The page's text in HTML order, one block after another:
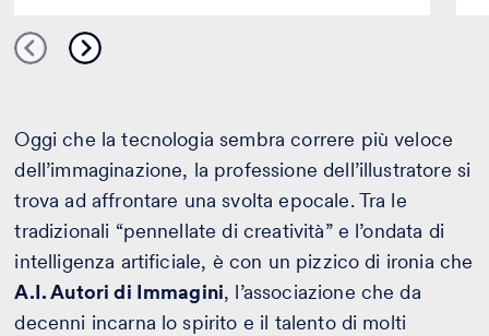
Oggi che la tecnologia sembra correre più veloce
dell’immaginazione, la professione dell’illustratore si
trova ad affrontare una svolta epocale. Tra le
tradizionali “pennellate di creatività” e l’ondata di
intelligenza artificiale, è con un pizzico di ironia che
A.I. Autori di Immagini, l’associazione che da
decenni incarna lo spirito e il talento di molti